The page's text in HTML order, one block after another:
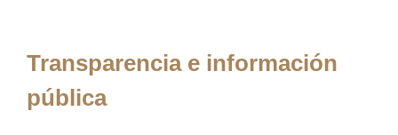
Transparencia e información
pública